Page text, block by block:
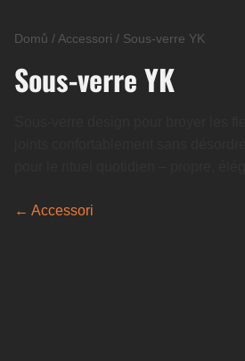
Domů / Accessori / Sous-verre YK
Sous-verre YK
← Accessori